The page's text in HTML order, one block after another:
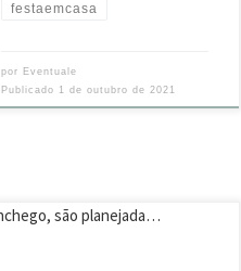
festaemcasa
por Eventuale
Publicado 1 de outubro de 2021